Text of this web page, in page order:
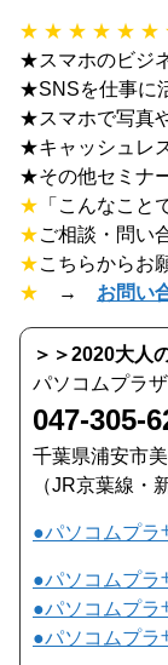
★ ★ ★ ★ ★ ★
★スマホのビジ
★SNSを仕事に
★スマホで写真
★キャッシュレ
★その他セミナ
★ 「こんなこと
★ご相談・問い
★こちらからお
★
→ お問い
＞＞2020大人
パソコムプラ
047-305-
千葉県浦安市
（JR京葉線・
●パソコムプラ
●パソコムプラ
●パソコムプラ
●パソコムプラ